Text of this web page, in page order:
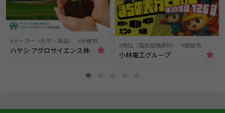
メーカー（化学・薬品） 赤穂市
ハヤシ アグロサイエンス株式会社
商社（電気設備資材） 姫路市
小林電工グループ